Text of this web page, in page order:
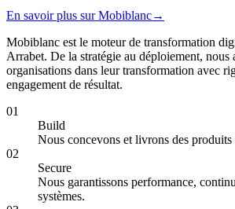
En savoir plus sur Mobiblanc→
Mobiblanc est le moteur de transformation
Arrabet. De la stratégie au déploiement, nous
organisations dans leur transformation avec
engagement de résultat.
01
Build
Nous concevons et livrons des
02
Secure
Nous garantissons performance,
systèmes.